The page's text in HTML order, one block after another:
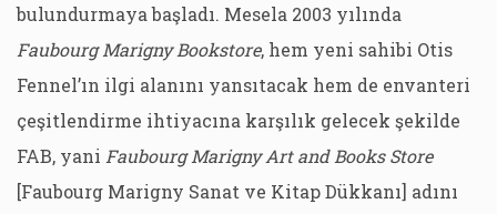
bulundurmaya başladı. Mesela 2003 yılında
Faubourg Marigny Bookstore, hem yeni sahibi Otis
Fennel’ın ilgi alanını yansıtacak hem de envanteri
çeşitlendirme ihtiyacına karşılık gelecek şekilde
FAB, yani Faubourg Marigny Art and Books Store
[Faubourg Marigny Sanat ve Kitap Dükkanı] adını